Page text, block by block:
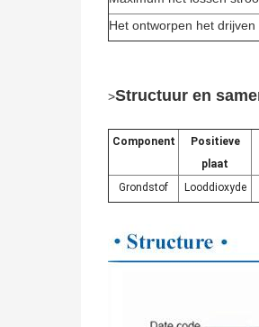
Het ontworpen het drijven
>Structuur en
Component
Positieve
plaat
Grondstof Looddioxyde